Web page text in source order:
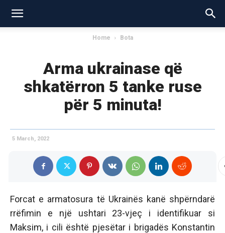
Home Bota
Arma ukrainase që
shkatërron 5 tanke ruse
për 5 minuta!
5 March, 2022
Forcat e armatosura të Ukrainës kanë shpërndarë
rrëfimin e një ushtari 23-vjeç i identifikuar si
Maksim, i cili është pjesëtar i brigadës Konstantin